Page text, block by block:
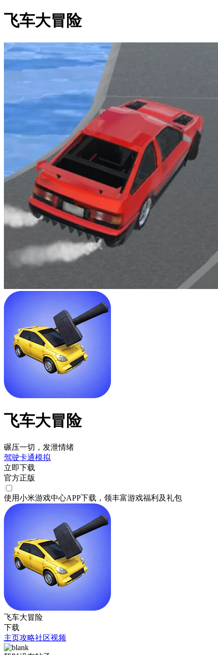
飞车大冒险
飞车大冒险
碾压一切，发泄情绪
驾驶卡通模拟
立即下载
官方正版
使用小米游戏中心APP下载 ，领丰富游戏福利 及礼包
飞车大冒险
下载
主页攻略社区视频